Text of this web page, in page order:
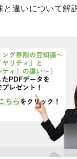
違いについて解